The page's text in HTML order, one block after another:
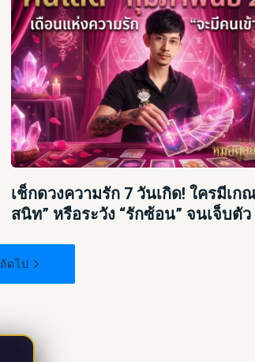
เช็กดวงความรัก 7 วันเกิด! ใครมีเก
สนิท” หรือระวัง “รักซ้อน” จนเจ็บตัว
ถัดไป